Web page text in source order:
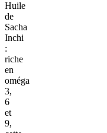
Huile
de
Sacha
Inchi
:
riche
en
oméga
3,
6
et
9,